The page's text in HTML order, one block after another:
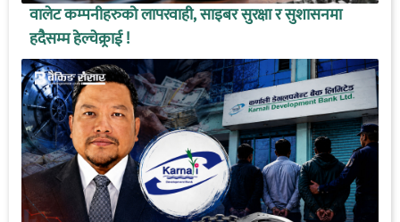
वालेट कम्पनीहरुको लापरवाही, साइबर सुरक्षा र सुशासनमा
हदैसम्म हेल्चेक्र्राई !